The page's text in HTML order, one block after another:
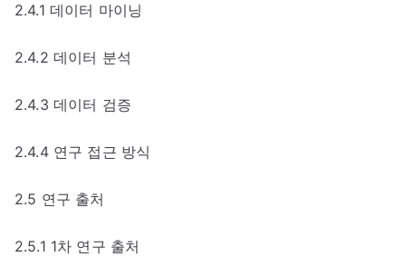
2.4.1 데이터 마이닝
2.4.2 데이터 분석
2.4.3 데이터 검증
2.4.4 연구 접근 방식
2.5 연구 출처
2.5.1 1차 연구 출처